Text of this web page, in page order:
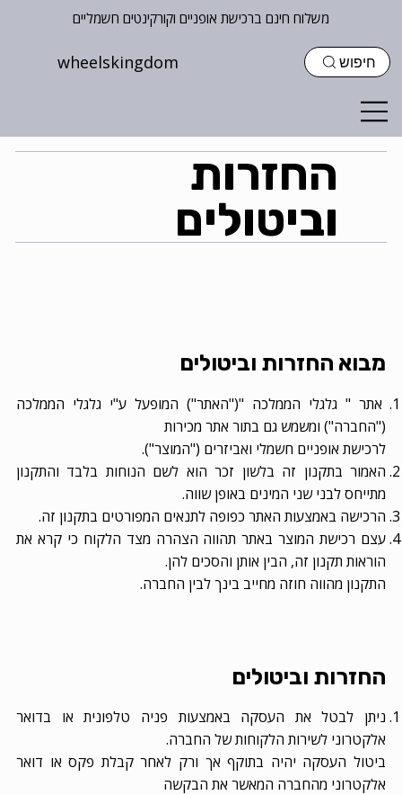
משלוח חינם ברכישת אופניים וקורקינטים חשמליים
חיפוש wheelskingdom
החזרות
וביטולים
מבוא החזרות וביטולים
אתר " גלגלי הממלכה "("האתר") המופעל ע"י גלגלי הממלכה
("החברה") ומשמש גם בתור אתר מכירות
לרכישת אופניים חשמלי ואביזרים ("המוצר").
האמור בתקנון זה בלשון זכר הוא לשם הנוחות בלבד והתקנון
מתייחס לבני שני המינים באופן שווה.
הרכישה באמצעות האתר כפופה לתנאים המפורטים בתקנון זה.
עצם רכישת המוצר באתר תהווה הצהרה מצד הלקוח כי קרא את
הוראות תקנון זה, הבין אותן והסכים להן.
התקנון מהווה חוזה מחייב בינך לבין החברה.
החזרות וביטולים
ניתן לבטל את העסקה באמצעות פניה טלפונית או בדואר
אלקטרוני לשירות הלקוחות של החברה.
ביטול העסקה יהיה בתוקף אך ורק לאחר קבלת פקס או דואר
אלקטרוני מהחברה המאשר את הבקשה